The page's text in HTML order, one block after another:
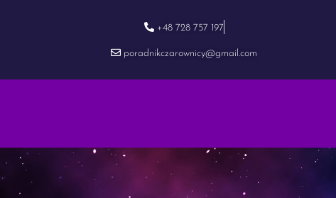
+48 728 757 197
poradnikczarownicy@gmail.com